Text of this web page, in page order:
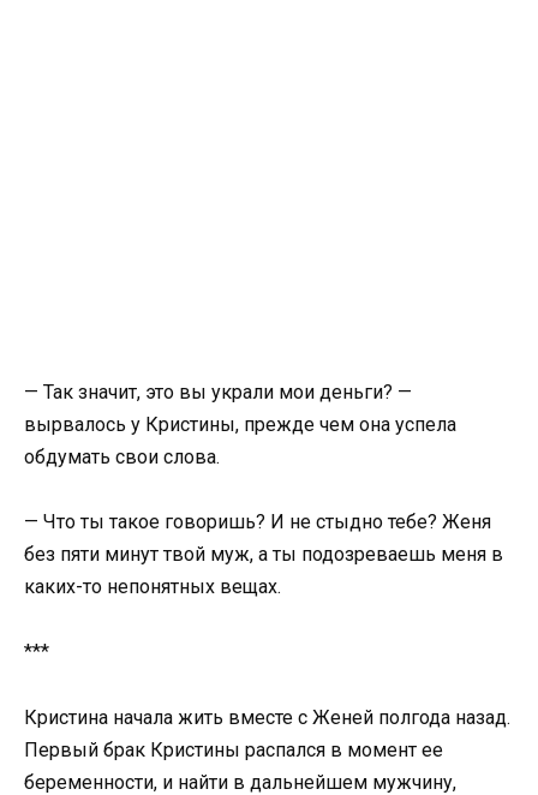
— Так значит, это вы украли мои деньги? —
вырвалось у Кристины, прежде чем она успела
обдумать свои слова.
— Что ты такое говоришь? И не стыдно тебе? Женя
без пяти минут твой муж, а ты подозреваешь меня в
каких-то непонятных вещах.
***
Кристина начала жить вместе с Женей полгода назад.
Первый брак Кристины распался в момент ее
беременности, и найти в дальнейшем мужчину,